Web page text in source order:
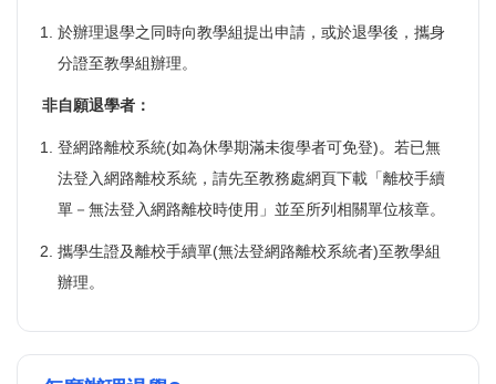
於辦理退學之同時向教學組提出申請，或於退學後，攜身
分證至教學組辦理。
非自願退學者：
登網路離校系統(如為休學期滿未復學者可免登)。若已無
法登入網路離校系統，請先至教務處網頁下載「離校手續
單－無法登入網路離校時使用」並至所列相關單位核章。
攜學生證及離校手續單(無法登網路離校系統者)至教學組
辦理。